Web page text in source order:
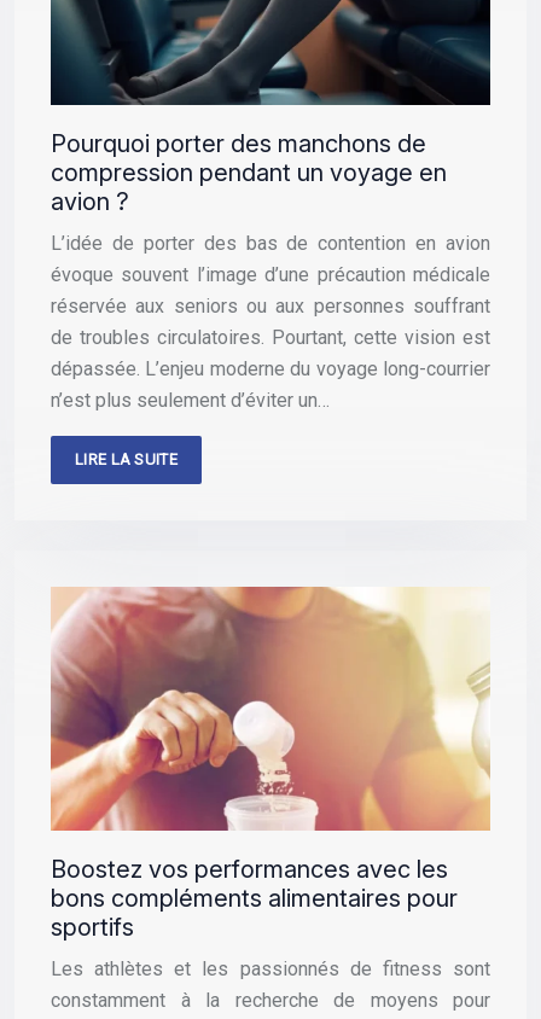
Pourquoi porter des manchons de
compression pendant un voyage en
avion ?
L’idée de porter des bas de contention en avion
évoque souvent l’image d’une précaution médicale
réservée aux seniors ou aux personnes souffrant
de troubles circulatoires. Pourtant, cette vision est
dépassée. L’enjeu moderne du voyage long-courrier
n’est plus seulement d’éviter un…
LIRE LA SUITE
Boostez vos performances avec les
bons compléments alimentaires pour
sportifs
Les athlètes et les passionnés de fitness sont
constamment à la recherche de moyens pour